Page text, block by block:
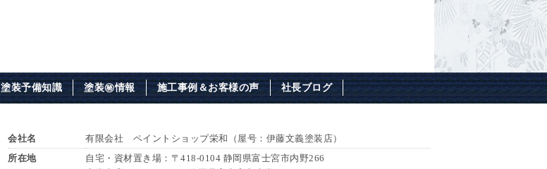
塗装予備知識 塗装㊙情報 施工事例＆お客様の声 社長ブログ
会社名
有限会社 ペイントショップ栄和（屋号：伊藤文義塗装店）
所在地
自宅・資材置き場：〒418-0104 静岡県富士宮市内野266